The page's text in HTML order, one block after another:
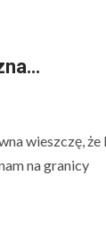
wieszczę, że
na granicy